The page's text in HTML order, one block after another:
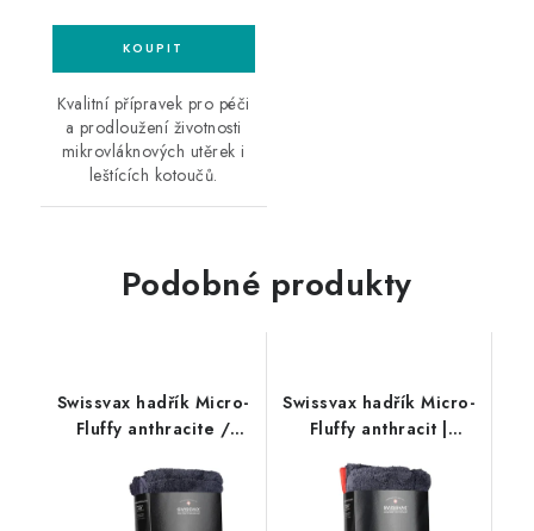
Kvalitní přípravek pro péči
a prodloužení životnosti
mikrovláknových utěrek i
leštících kotoučů.
Podobné produkty
Swissvax hadřík Micro-
Fluffy anthracite /
Swissvax hadřík Micro-
Fluffy anthracit |